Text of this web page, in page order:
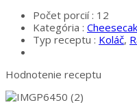
Počet porcií : 12
Kategória :
Typ receptu : Koláč,
Hodnotenie receptu